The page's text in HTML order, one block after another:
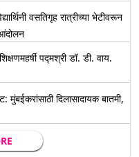
वसतिगृह रात्रीच्या भेटीवरून
आंदोलन
पद्मश्री डॉ. डी. वाय.
दिलासादायक बातमी,